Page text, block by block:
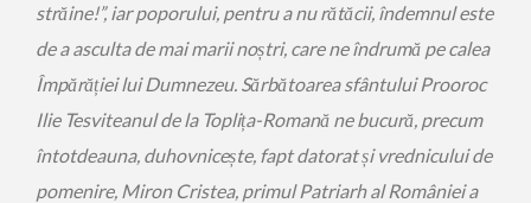
străine!”, iar poporului, pentru a nu rătăcii, îndemnul este
de a asculta de mai marii noștri, care ne îndrumă pe calea
Împărăției lui Dumnezeu. Sărbătoarea sfântului Prooroc
Ilie Tesviteanul de la Toplița-Romană ne bucură, precum
întotdeauna, duhovnicește, fapt datorat și vrednicului de
pomenire, Miron Cristea, primul Patriarh al României a